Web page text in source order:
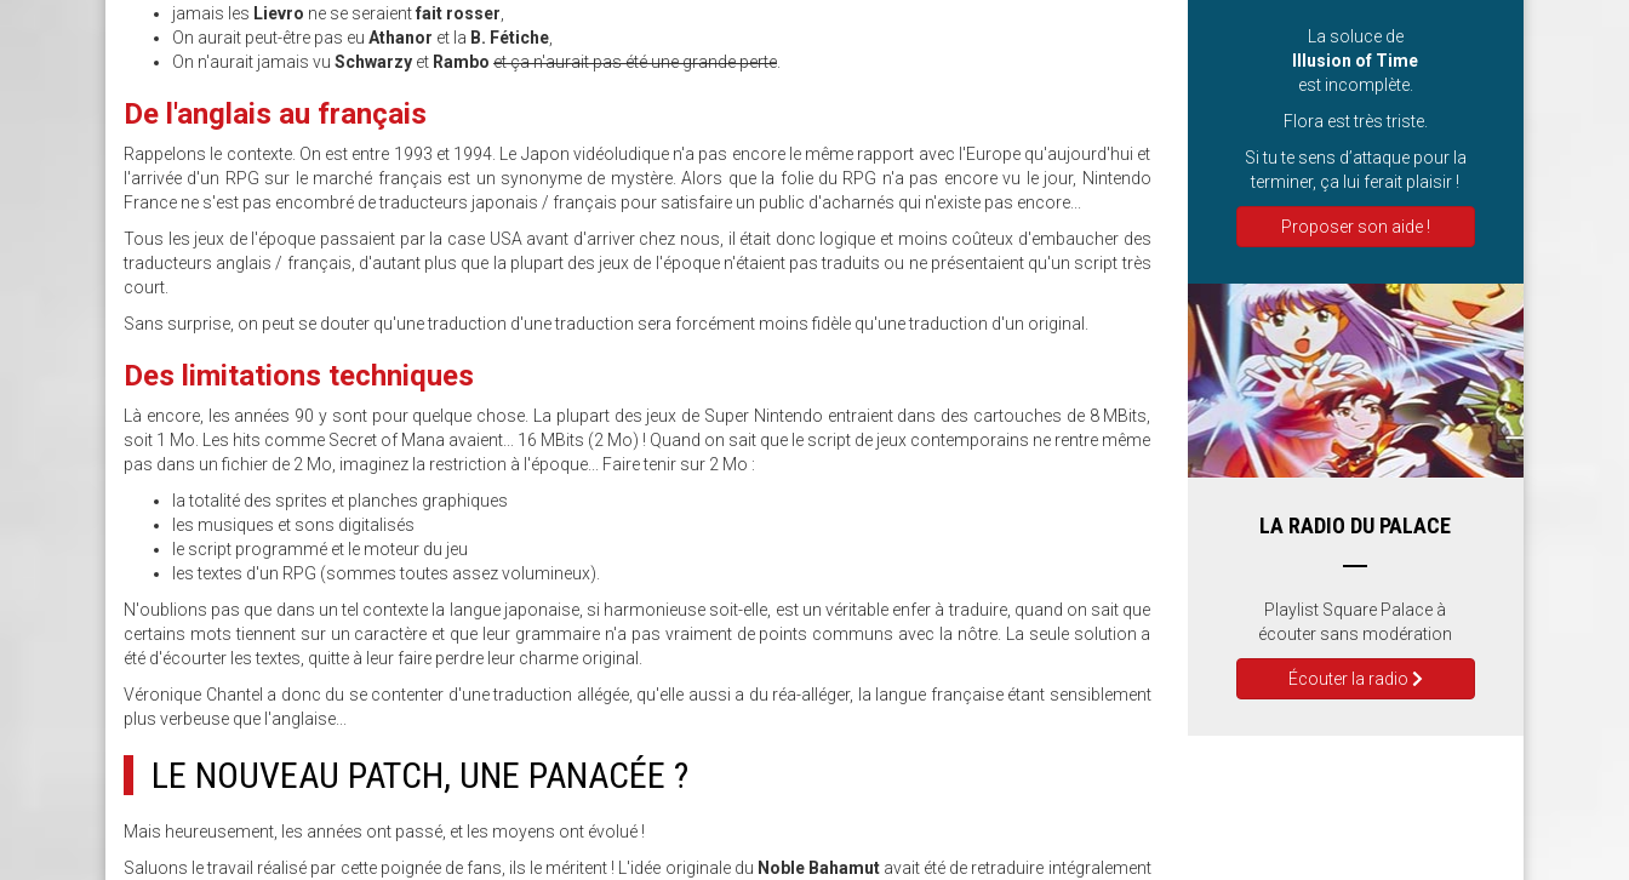
jamais les Lievro ne se seraientfait rosser
On aurait peut-être pas eu Athanor et la B. Fétiche
On n'aurait jamais vu Schwarzy et Rambo et ça n'aurait pas été une grande perte
De l'anglais au français
Rappelons le contexte. On est entre 1993 et 1994. Le Japon vidéoludique n'a pas encore le même rapport avec l'Europe qu'aujourd'hui et
l'arrivée d'un RPG sur le marché français est un synonyme de mystère. Alors que la folie du RPG n'a pas encore vu le jour, Nintendo
France ne s'est pas encombré de traducteurs japonais / français pour satisfaire un public d'acharnés qui n'existe pas encore...
Tous les jeux de l'époque passaient par la case USA avant d'arriver chez nous, il était donc logique et moins coûteux d'embaucher des
traducteurs anglais / français, d'autant plus que la plupart des jeux de l'époque n'étaient pas traduits ou ne présentaient qu'un script très
court.
Sans surprise, on peut se douter qu'une traduction d'une traduction sera forcément moins fidèle qu'une traduction d'un original.
Des limitations techniques
Là encore, les années 90 y sont pour quelque chose. La plupart des jeux de Super Nintendo entraient dans des cartouches de 8 MBits,
soit 1 Mo. Les hits comme Secret of Mana avaient... 16 MBits (2 Mo) ! Quand on sait que le script de jeux contemporains ne rentre même
pas dans un fichier de 2 Mo, imaginez la restriction à l'époque... Faire tenir sur 2 Mo :
la totalité des sprites et planches graphiques
les musiques et sons digitalisés
le script programmé et le moteur du jeu
les textes d'un RPG (sommes toutes assez volumineux).
N'oublions pas que dans un tel contexte la langue japonaise, si harmonieuse soit-elle, est un véritable enfer à traduire, quand on sait que
certains mots tiennent sur un caractère et que leur grammaire n'a pas vraiment de points communs avec la nôtre. La seule solution a
été d'écourter les textes, quitte à leur faire perdre leur charme original.
Véronique Chantel a donc du se contenter d'une traduction allégée, qu'elle aussi a du réa-alléger, la langue française étant sensiblement
plus verbeuse que l'anglaise...
LE NOUVEAU PATCH, UNE PANACÉE ?
Mais heureusement, les années ont passé, et les moyens ont évolué !
Saluons le travail réalisé par cette poignée de fans, ils le méritent ! L'idée originale du Noble Bahamutavait été de retraduire intégralement
La soluce de
Illusion of Time
est incomplète.
Flora est très triste.
Si tu te sens d’attaque pour la
terminer, ça lui ferait plaisir !
Proposer son aide !
LA RADIO DU PALACE
Playlist Square Palace à
écouter sans modération
Écouter la radio